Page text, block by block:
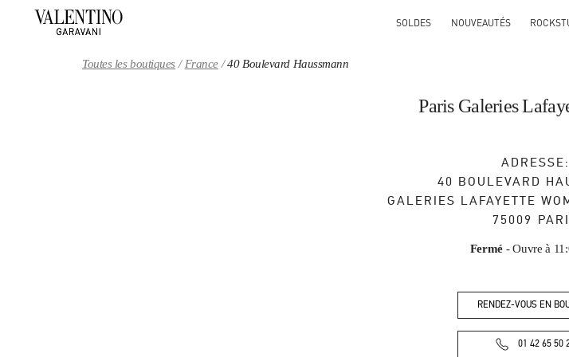
SOLDES NOUVEAUTÉS
Toutes les boutiques France 40 Boulevard Haussmann
Paris Galeries
ADRESSE:
40 BOULEVARD
GALERIES LAFAYETTE
75009
Fermé - Ouvre à
RENDEZ-VOUS EN
01 42 65 50